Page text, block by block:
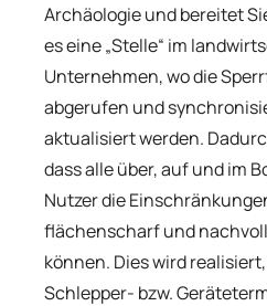
Archäologie und bereitet
es eine „Stelle“ im
Unternehmen, wo die
abgerufen und
aktualisiert werden.
dass alle über, auf und im
Nutzer die
flächenscharf und
können. Dies wird
Schlepper- bzw.